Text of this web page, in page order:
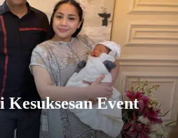
Event